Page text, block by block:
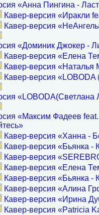
«Анна Пингина -
Кавер-версия «Иракли
Кавер-версия
«Доминик Джокер -
Кавер-версия «Елена
Кавер-версия «Наталья
Кавер-версия
«LOBODA(Светлана
«Максим Фадеев
Кавер-версия «Ханна -
Кавер-версия «Бьянка -
Кавер-версия
Кавер-версия «Елена
Кавер-версия «Бьянка -
Кавер-версия «Алина
Кавер-версия «Ирина
Кавер-версия «Patricia